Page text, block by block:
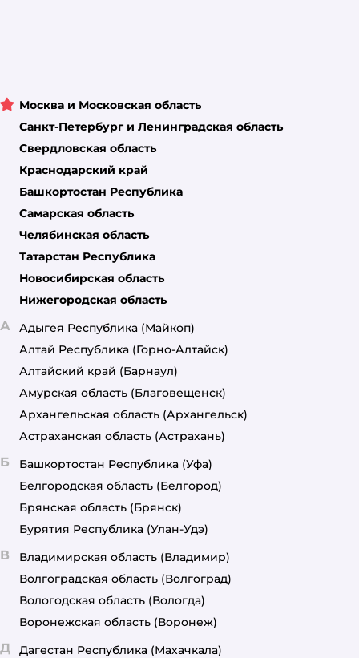
Москва и Московская область
Санкт-Петербург и Ленинградская область
Свердловская область
Краснодарский край
Башкортостан Республика
Самарская область
Челябинская область
Татарстан Республика
Новосибирская область
Нижегородская область
А Адыгея Республика (Майкоп)
Алтай Республика (Горно-Алтайск)
Алтайский край (Барнаул)
Амурская область (Благовещенск)
Архангельская область (Архангельск)
Астраханская область (Астрахань)
Б Башкортостан Республика (Уфа)
Белгородская область (Белгород)
Брянская область (Брянск)
Бурятия Республика (Улан-Удэ)
В Владимирская область (Владимир)
Волгоградская область (Волгоград)
Вологодская область (Вологда)
Воронежская область (Воронеж)
Д Дагестан Республика (Махачкала)